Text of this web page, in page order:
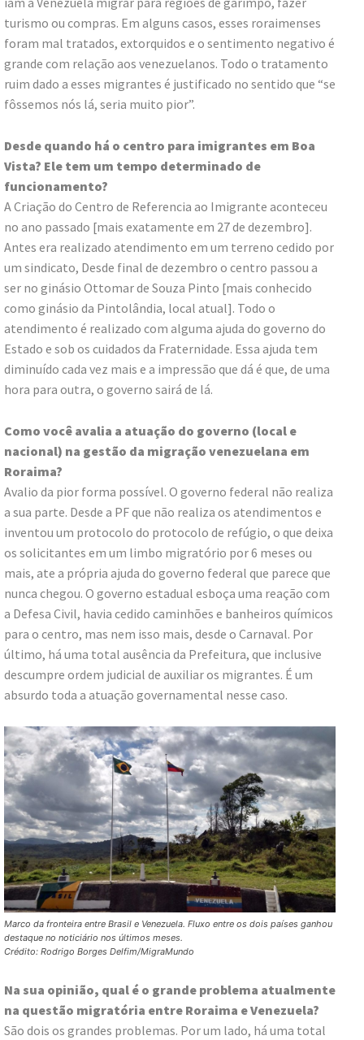
turismo ou compras. Em alguns casos, esses roraimenses
foram mal tratados, extorquidos e o sentimento negativo é
grande com relação aos venezuelanos. Todo o tratamento
ruim dado a esses migrantes é justificado no sentido que “se
fôssemos nós lá, seria muito pior”.
Desde quando há o centro para imigrantes em Boa
Vista? Ele tem um tempo determinado de
funcionamento?
A Criação do Centro de Referencia ao Imigrante aconteceu
no ano passado [mais exatamente em 27 de dezembro].
Antes era realizado atendimento em um terreno cedido por
um sindicato, Desde final de dezembro o centro passou a
ser no ginásio Ottomar de Souza Pinto [mais conhecido
como ginásio da Pintolândia, local atual]. Todo o
atendimento é realizado com alguma ajuda do governo do
Estado e sob os cuidados da Fraternidade. Essa ajuda tem
diminuído cada vez mais e a impressão que dá é que, de uma
hora para outra, o governo sairá de lá.
Como você avalia a atuação do governo (local e
nacional) na gestão da migração venezuelana em
Roraima?
Avalio da pior forma possível. O governo federal não realiza
a sua parte. Desde a PF que não realiza os atendimentos e
inventou um protocolo do protocolo de refúgio, o que deixa
os solicitantes em um limbo migratório por 6 meses ou
mais, ate a própria ajuda do governo federal que parece que
nunca chegou. O governo estadual esboça uma reação com
a Defesa Civil, havia cedido caminhões e banheiros químicos
para o centro, mas nem isso mais, desde o Carnaval. Por
último, há uma total ausência da Prefeitura, que inclusive
descumpre ordem judicial de auxiliar os migrantes. É um
absurdo toda a atuação governamental nesse caso.
Marco da fronteira entre Brasil e Venezuela. Fluxo entre os dois países ganhou
destaque no noticiário nos últimos meses.
Crédito: Rodrigo Borges Delfim/MigraMundo
Na sua opinião, qual é o grande problema atualmente
na questão migratória entre Roraima e Venezuela?
São dois os grandes problemas. Por um lado, há uma total